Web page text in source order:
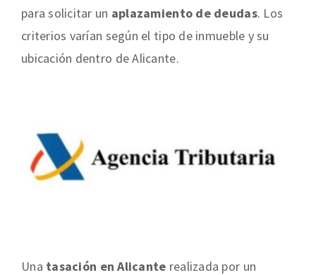
para solicitar un aplazamiento de deudas. Los
criterios varían según el tipo de inmueble y su
ubicación dentro de Alicante.
Una tasación en Alicante realizada por un